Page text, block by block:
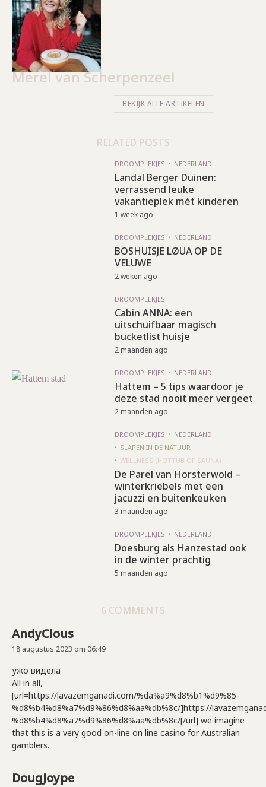
Merel van Scherpenzeel
BEKIJK ALLE ARTIKELEN
RELATED POSTS
DROOMPLEKJES NEDERLAND
Landal Berger Duinen:
verrassend leuke
vakantieplek mét kinderen
1 week ago
DROOMPLEKJES NEDERLAND
BOSHUISJE LØUA OP DE
VELUWE
2 weken ago
DROOMPLEKJES
Cabin ANNA: een
uitschuifbaar magisch
bucketlist huisje
2 maanden ago
DROOMPLEKJES NEDERLAND
Hattem – 5 tips waardoor je
deze stad nooit meer vergeet
2 maanden ago
DROOMPLEKJES
NEDERLAND
SLAPEN IN DE NATUUR
WELLNESS (HOTTUB OF SAUNA)
De Parel van Horsterwold –
winterkriebels met een
jacuzzi en buitenkeuken
3 maanden ago
DROOMPLEKJES NEDERLAND
Doesburg als Hanzestad ook
in de winter prachtig
5 maanden ago
6 COMMENTS
AndyClous
18 augustus 2023 om 06:49
ужо видела
All in all,
[url=https://lavazemganadi.com/%da%a9%d8%b1%d9%85-
%d8%b4%d8%a7%d9%86%d8%aa%db%8c/]https://
%d8%b4%d8%a7%d9%86%d8%aa%db%8c/[/url] we imagine
that this is a very good on-line on line casino for Australian
gamblers.
DougJoype